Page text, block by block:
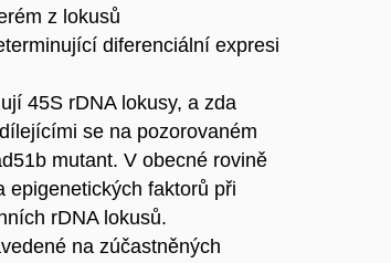
z lokusů
diferenciální expresi
45S rDNA lokusy, a zda
se na pozorovaném
mutant. V obecné rovině
epigenetických faktorů při
rDNA lokusů.
na zúčastněných